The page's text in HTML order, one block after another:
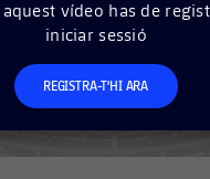
aquest vídeo has de
iniciar sessió
REGISTRA-T'HI ARA